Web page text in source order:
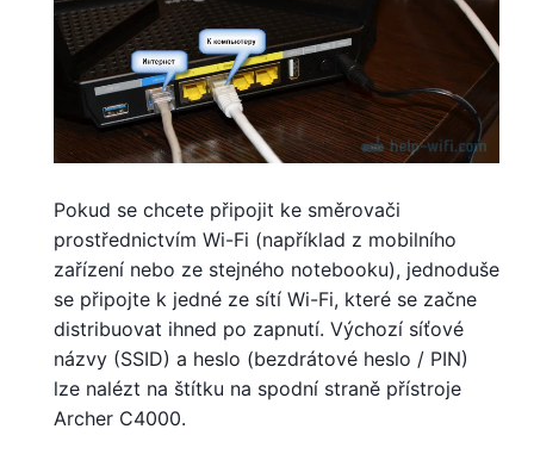
Pokud se chcete připojit ke směrovači
prostřednictvím Wi-Fi (například z mobilního
zařízení nebo ze stejného notebooku), jednoduše
se připojte k jedné ze sítí Wi-Fi, které se začne
distribuovat ihned po zapnutí. Výchozí síťové
názvy (SSID) a heslo (bezdrátové heslo / PIN)
lze nalézt na štítku na spodní straně přístroje
Archer C4000.